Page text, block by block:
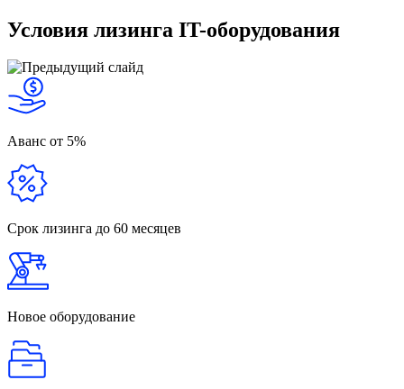
Условия лизинга IT-оборудования
Аванс от 5%
Срок лизинга до 60 месяцев
Новое оборудование